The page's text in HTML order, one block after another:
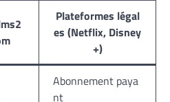
Plateformes légal
es (Netflix, Disney
+)
Abonnement paya
nt